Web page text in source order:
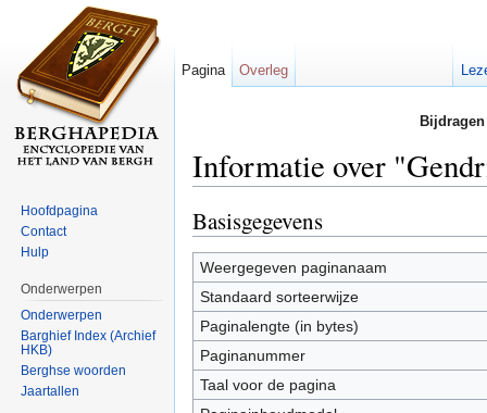
Informatie over
Basisgegevens
Weergegeven paginanaam
Standaard sorteerwijze
Paginalengte (in bytes)
Paginanummer
Taal voor de pagina
Pagina Overleg
Hoofdpagina
Contact
Hulp
Onderwerpen
Onderwerpen
Barghief Index (Archief
HKB)
Berghse woorden
Jaartallen